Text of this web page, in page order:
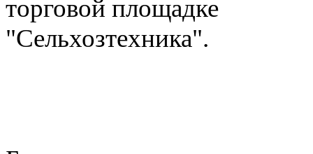
торговой площадке
"Сельхозтехника".